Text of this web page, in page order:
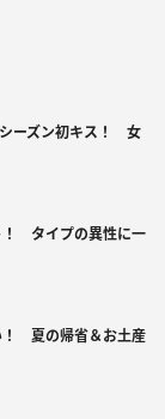
シーズン初キス！ 女
！ タイプの異性に一
！ 夏の帰省＆お土産